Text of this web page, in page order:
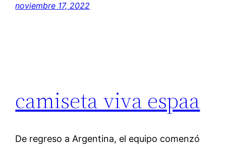
noviembre 17, 2022
camiseta viva espaa
De regreso a Argentina, el equipo comenzó